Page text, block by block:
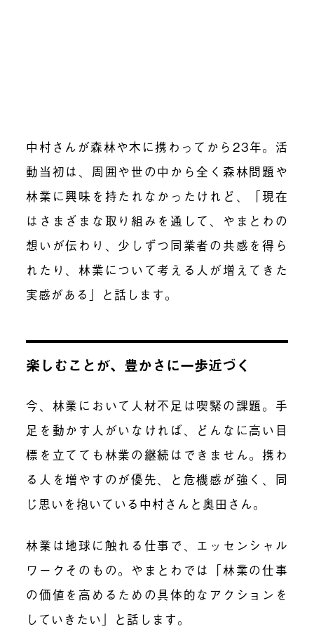
中村さんが森林や木に携わってから23年。活
動当初は、周囲や世の中から全く森林問題や
林業に興味を持たれなかったけれど、「現在
はさまざまな取り組みを通して、やまとわの
想いが伝わり、少しずつ同業者の共感を得ら
れたり、林業について考える人が増えてきた
実感がある」と話します。
楽しむことが、豊かさに一歩近づく
今、林業において人材不足は喫緊の課題。手
足を動かす人がいなければ、どんなに高い目
標を立てても林業の継続はできません。携わ
る人を増やすのが優先、と危機感が強く、同
じ思いを抱いている中村さんと奥田さん。
林業は地球に触れる仕事で、エッセンシャル
ワークそのもの。やまとわでは「林業の仕事
の価値を高めるための具体的なアクションを
していきたい」と話します。